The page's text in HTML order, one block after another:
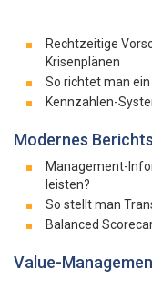
Rechtzeitige
Krisenplänen
So richtet man
Kennzahlen-
Modernes
Management-
leisten?
So stellt man
Balanced
Value-